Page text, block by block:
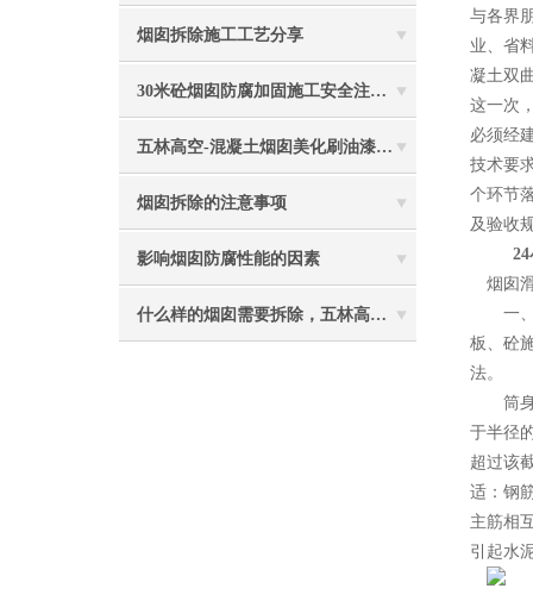
烟囱拆除施工工艺分享
30米砼烟囱防腐加固施工安全注意事项
五林高空-混凝土烟囱美化刷油漆防腐施工
烟囱拆除的注意事项
影响烟囱防腐性能的因素
什么样的烟囱需要拆除，五林高空烟囱拆除讲与你听
与各界
业、省
凝土双
这一次
必须经
技术要
个环节
及验收
烟囱
一、
板、砼
法。
筒身
于半径
超过该
适：钢
主筋相
引起水